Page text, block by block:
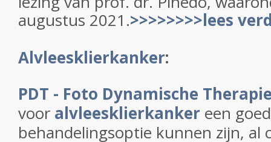
augustus 2021.>>>>>>>>lees
Alvleesklierkanker:
PDT - Foto Dynamische
voor alvleesklierkanker een
behandelingsoptie kunnen zijn, al